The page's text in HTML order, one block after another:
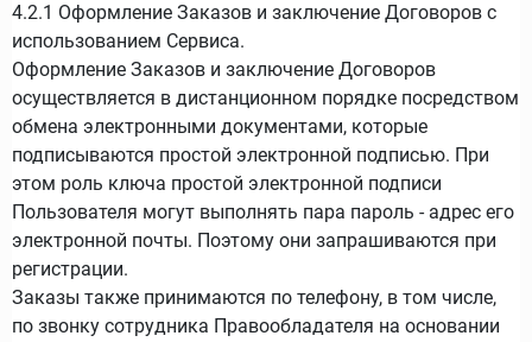
4.2.1 Оформление Заказов и заключение Договоров с
использованием Сервиса.
Оформление Заказов и заключение Договоров
осуществляется в дистанционном порядке посредством
обмена электронными документами, которые
подписываются простой электронной подписью. При
этом роль ключа простой электронной подписи
Пользователя могут выполнять пара пароль - адрес его
электронной почты. Поэтому они запрашиваются при
регистрации.
Заказы также принимаются по телефону, в том числе,
по звонку сотрудника Правообладателя на основании